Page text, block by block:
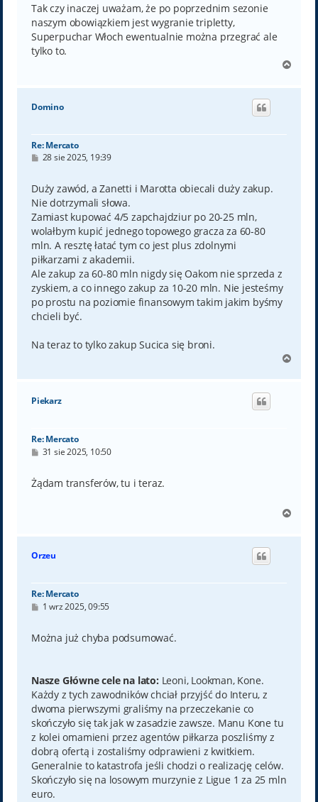
Tak czy inaczej uważam, że po poprzednim sezonie
naszym obowiązkiem jest wygranie tripletty,
Superpuchar Włoch ewentualnie można przegrać ale
tylko to.
g
Domino
Re: Mercato
P
t
28 sie 2025, 19:39
Duży zawód, a Zanetti i Marotta obiecali duży zakup.
Nie dotrzymali słowa.
Zamiast kupować 4/5 zapchajdziur po 20-25 mln,
wolałbym kupić jednego topowego gracza za 60-80
mln. A resztę łatać tym co jest plus zdolnymi
piłkarzami z akademii.
Ale zakup za 60-80 mln nigdy się Oakom nie sprzeda z
zyskiem, a co innego zakup za 10-20 mln. Nie jesteśmy
po prostu na poziomie finansowym takim jakim byśmy
chcieli być.
Na teraz to tylko zakup Sucica się broni.
g
Piekarz
Re: Mercato
P
t
31 sie 2025, 10:50
Żądam transferów, tu i teraz.
g
Orzeu
Re: Mercato
P
t
1 wrz 2025, 09:55
Można już chyba podsumować.
Nasze Główne cele na lato: Leoni, Lookman, Kone.
Każdy z tych zawodników chciał przyjść do Interu, z
dwoma pierwszymi graliśmy na przeczekanie co
skończyło się tak jak w zasadzie zawsze. Manu Kone tu
z kolei omamieni przez agentów piłkarza poszliśmy z
dobrą ofertą i zostaliśmy odprawieni z kwitkiem.
Generalnie to katastrofa jeśli chodzi o realizację celów.
Skończyło się na losowym murzynie z Ligue 1 za 25 mln
euro.